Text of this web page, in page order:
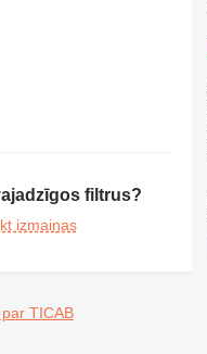
filtrus?
izmaiņas
TICAB